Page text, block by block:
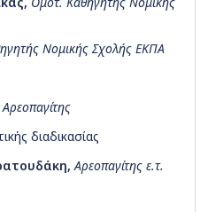
Νομικής Σχολής ΕΚΠΑ
Αρεοπαγίτης
διαδικασίας
, Αρεοπαγίτης ε.τ.